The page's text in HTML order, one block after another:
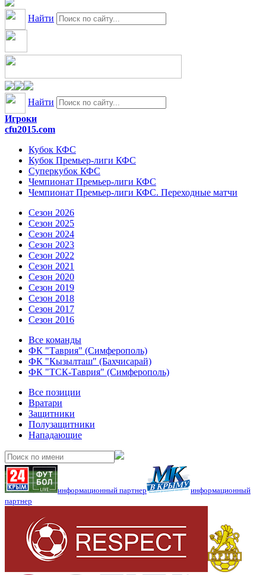
Найти
Найти
Игроки
cfu2015.com
Кубок КФС
Кубок Премьер-лиги КФС
Суперкубок КФС
Чемпионат Премьер-лиги КФС
Чемпионат Премьер-лиги КФС. Переходные матчи
Сезон 2026
Сезон 2025
Сезон 2024
Сезон 2023
Сезон 2022
Сезон 2021
Сезон 2020
Сезон 2019
Сезон 2018
Сезон 2017
Сезон 2016
Все команды
ФК "Таврия" (Симферополь)
ФК "Кызылташ" (Бахчисарай)
ФК "ТСК-Таврия" (Симферополь)
Все позиции
Вратари
Защитники
Полузащитники
Нападающие
информационный партнер
информационный
партнер